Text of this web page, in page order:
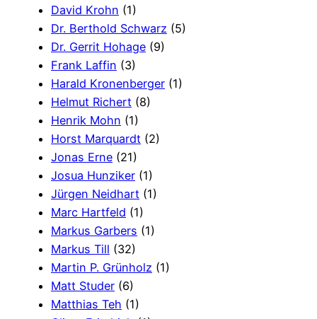
David Krohn (1)
Dr. Berthold Schwarz (5)
Dr. Gerrit Hohage (9)
Frank Laffin (3)
Harald Kronenberger (1)
Helmut Richert (8)
Henrik Mohn (1)
Horst Marquardt (2)
Jonas Erne (21)
Josua Hunziker (1)
Jürgen Neidhart (1)
Marc Hartfeld (1)
Markus Garbers (1)
Markus Till (32)
Martin P. Grünholz (1)
Matt Studer (6)
Matthias Teh (1)